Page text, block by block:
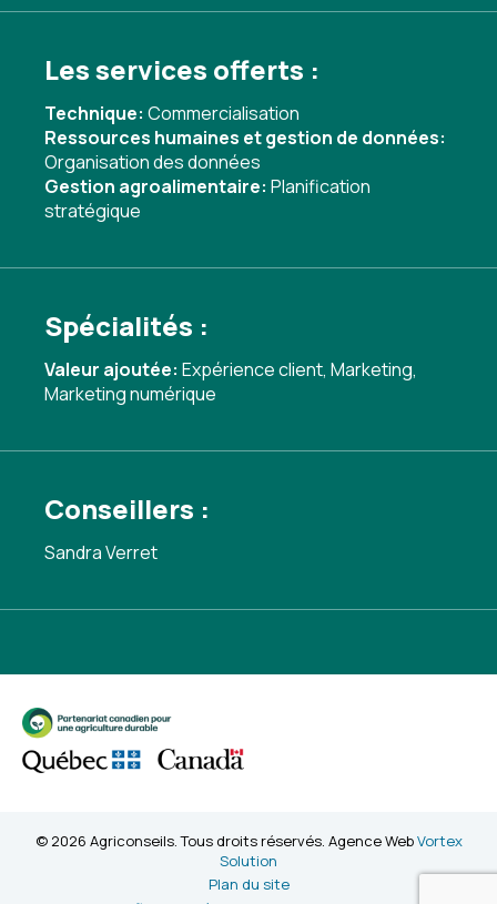
Les services offerts :
Technique: Commercialisation
Ressources humaines et gestion de données:
Organisation des données
Gestion agroalimentaire: Planification
stratégique
Spécialités :
Valeur ajoutée: Expérience client, Marketing,
Marketing numérique
Conseillers :
Sandra Verret
© 2026 Agriconseils. Tous droits réservés. Agence WebVortex
Solution
Plan du site